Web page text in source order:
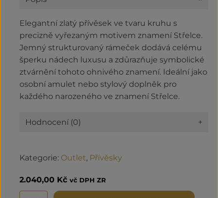
Elegantní zlatý přívěsek ve tvaru kruhu s
precizně vyřezaným motivem znamení Střelce.
Jemný strukturovaný rámeček dodává celému
šperku nádech luxusu a zdůrazňuje symbolické
ztvárnění tohoto ohnivého znamení. Ideální jako
osobní amulet nebo stylový doplněk pro
každého narozeného ve znamení Střelce.
Hodnocení (0) +
Kategorie: Outlet, Přívěsky
2.040,00 Kč vč DPH ZR